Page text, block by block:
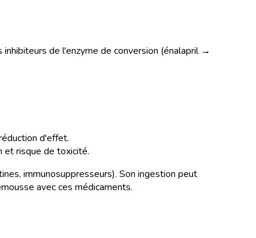
de l'enzyme de conversion (énalapril →
d'effet.
et risque de toxicité.
immunosuppresseurs). Son ingestion peut
avec ces médicaments.